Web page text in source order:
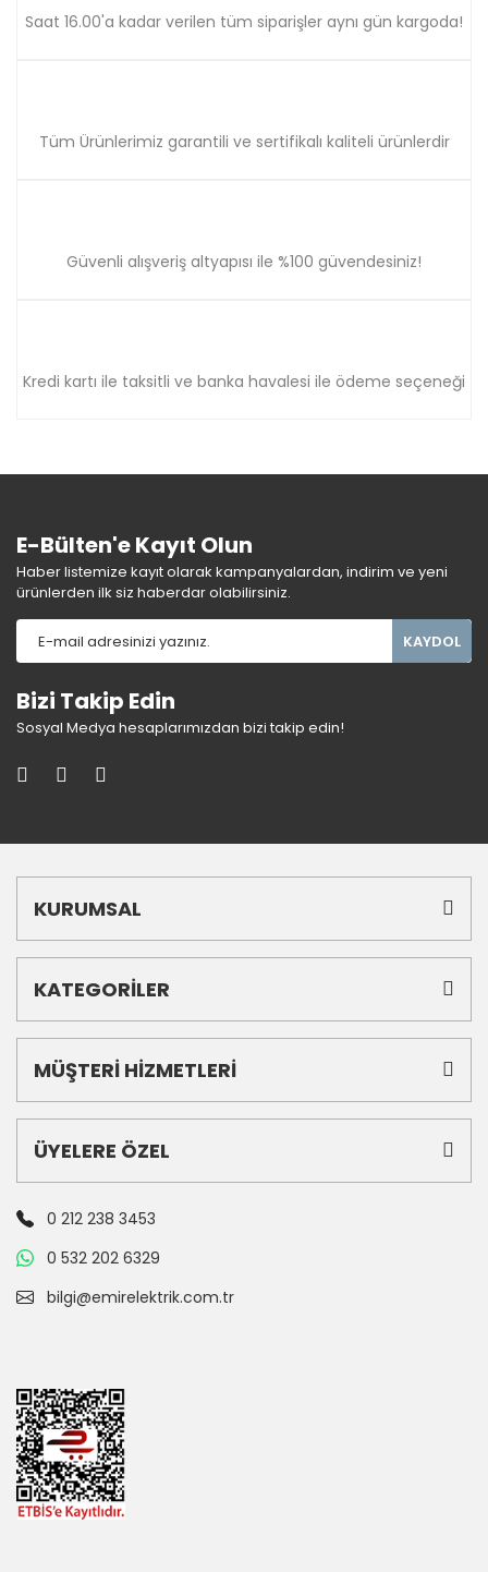
Saat 16.00'a kadar verilen tüm siparişler aynı gün kargoda!
Tüm Ürünlerimiz garantili ve sertifikalı kaliteli ürünlerdir
Güvenli alışveriş altyapısı ile %100 güvendesiniz!
Kredi kartı ile taksitli ve banka havalesi ile ödeme seçeneği
E-Bülten'e Kayıt Olun
Haber listemize kayıt olarak kampanyalardan, indirim ve yeni
ürünlerden ilk siz haberdar olabilirsiniz.
KAYDOL
Bizi Takip Edin
Sosyal Medya hesaplarımızdan bizi takip edin!
KURUMSAL
KATEGORİLER
MÜŞTERİ HİZMETLERİ
ÜYELERE ÖZEL
0 212 238 3453
0 532 202 6329
bilgi@emirelektrik.com.tr